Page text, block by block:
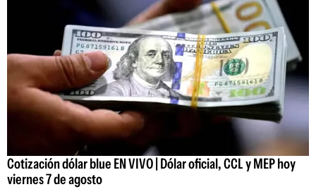
Cotización dólar blue EN VIVO | Dólar oficial, CCL y MEP hoy
viernes 7 de agosto